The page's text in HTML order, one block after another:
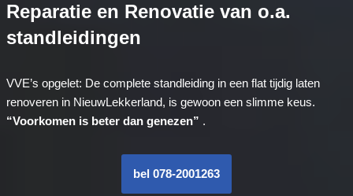
Reparatie en Renovatie van o.a.
standleidingen
VVE’s opgelet: De complete standleiding in een flat tijdig laten
renoveren in NieuwLekkerland, is gewoon een slimme keus.
“Voorkomen is beter dan genezen” .
bel 078-2001263